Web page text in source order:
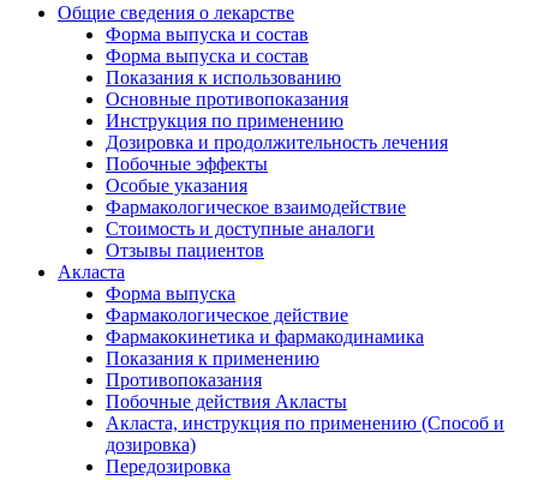
Общие сведения о лекарстве
Форма выпуска и состав
Форма выпуска и состав
Показания к использованию
Основные противопоказания
Инструкция по применению
Дозировка и продолжительность лечения
Побочные эффекты
Особые указания
Фармакологическое взаимодействие
Стоимость и доступные аналоги
Отзывы пациентов
Акласта
Форма выпуска
Фармакологическое действие
Фармакокинетика и фармакодинамика
Показания к применению
Противопоказания
Побочные действия Акласты
Акласта, инструкция по применению (Способ и
дозировка)
Передозировка